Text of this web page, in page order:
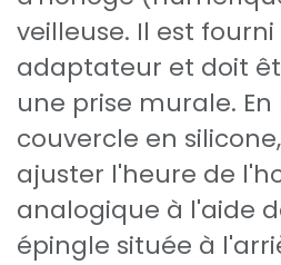
veilleuse. Il est
adaptateur et doit
une prise murale.
couvercle en
ajuster l'heure de
analogique à l'aide
épingle située à